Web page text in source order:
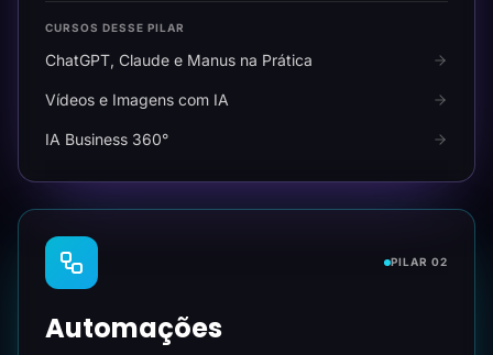
CURSOS DESSE PILAR
ChatGPT, Claude e Manus na Prática
Vídeos e Imagens com IA
IA Business 360°
PILAR 02
Automações